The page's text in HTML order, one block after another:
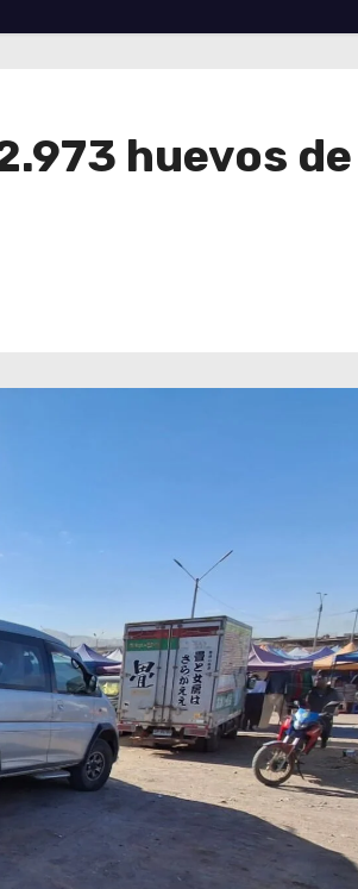
huevos